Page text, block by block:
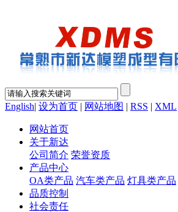
English| 设为首页 | 网站地图 | RSS | XML
网站首页
关于新达
公司简介 荣誉资质
产品中心
OA类产品 汽车类产品 灯具类产品
品质控制
社会责任